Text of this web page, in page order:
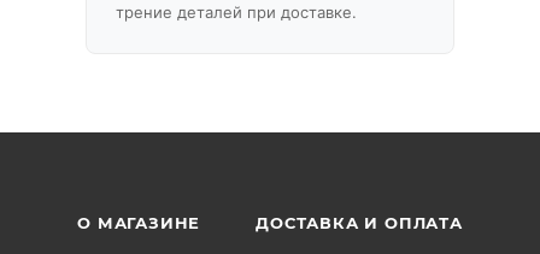
трение деталей при доставке.
О МАГАЗИНЕ ДОСТАВКА И ОПЛАТА